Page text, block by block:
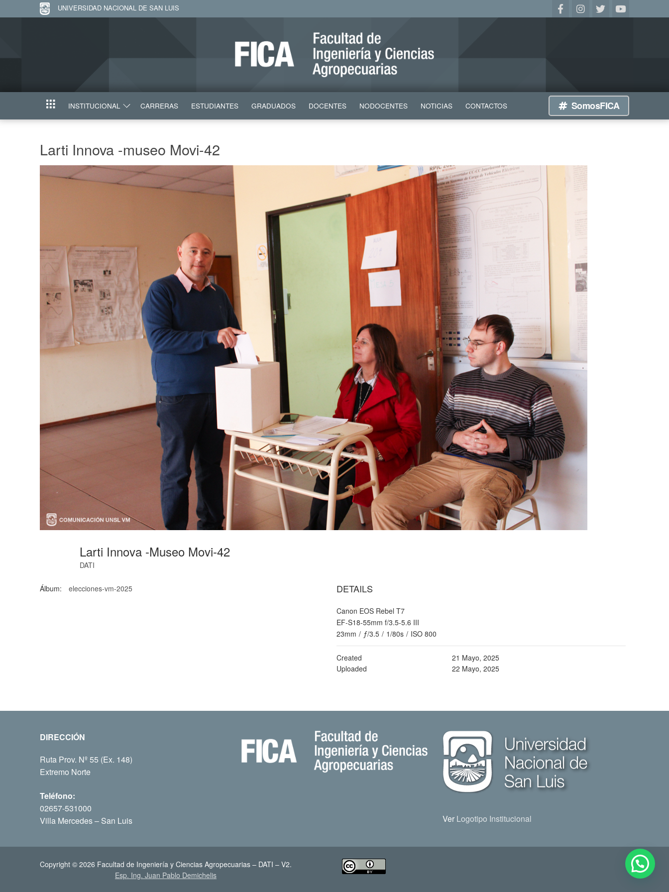
UNIVERSIDAD NACIONAL DE SAN LUIS
INICIO INSTITUCIONAL CARRERAS ESTUDIANTES GRADUADOS DOCENTES NODOCENTES NOTICIAS CONTACTOS SomosFICA
Larti Innova -museo Movi-42
Larti Innova -museo Movi-42
DATI
Álbum: elecciones-vm-2025 DETAILS
Canon EOS Rebel T7
EF-S18-55mm f/3.5-5.6 III
23mm / ƒ/3.5 / 1/80s / ISO 800
Created
21 Mayo, 2025
Uploaded
22 Mayo, 2025
DIRECCIÓN
Ruta Prov. Nº 55 (Ex. 148)
Extremo Norte
Teléfono:
02657-531000
Villa Mercedes – San Luis
Ver Logotipo Institucional
Copyright © 2026 Facultad de Ingeniería y Ciencias Agropecuarias – DATI – V2.
Esp. Ing. Juan Pablo Demichelis